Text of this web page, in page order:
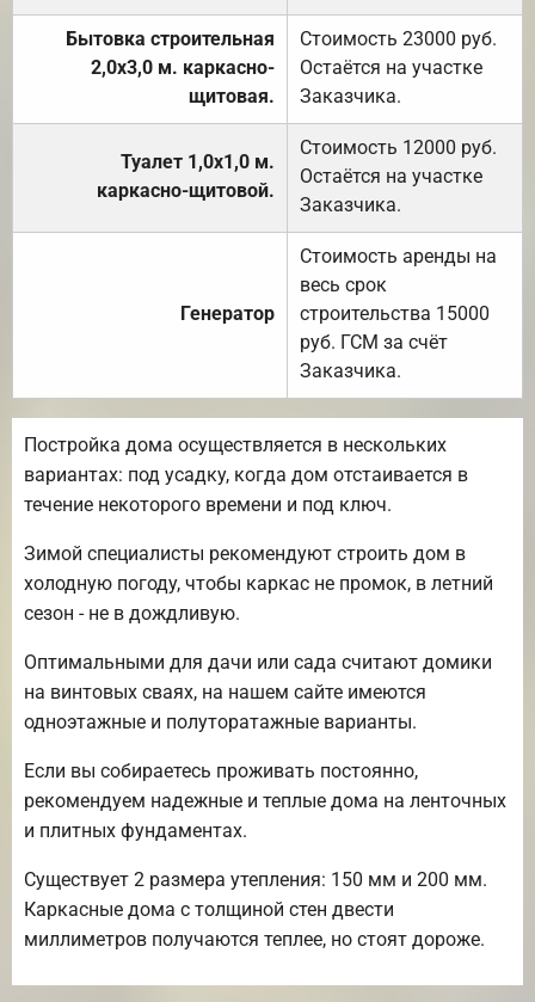
Бытовка строительная
2,0х3,0 м. каркасно-
щитовая.
Стоимость 23000 руб.
Остаётся на участке
Заказчика.
Туалет 1,0х1,0 м.
каркасно-щитовой.
Стоимость 12000 руб.
Остаётся на участке
Заказчика.
Генератор
Стоимость аренды на
весь срок
строительства 15000
руб. ГСМ за счёт
Заказчика.
Постройка дома осуществляется в нескольких
вариантах: под усадку, когда дом отстаивается в
течение некоторого времени и под ключ.
Зимой специалисты рекомендуют строить дом в
холодную погоду, чтобы каркас не промок, в летний
сезон - не в дождливую.
Оптимальными для дачи или сада считают домики
на винтовых сваях, на нашем сайте имеются
одноэтажные и полуторатажные варианты.
Если вы собираетесь проживать постоянно,
рекомендуем надежные и теплые дома на ленточных
и плитных фундаментах.
Существует 2 размера утепления: 150 мм и 200 мм.
Каркасные дома с толщиной стен двести
миллиметров получаются теплее, но стоят дороже.